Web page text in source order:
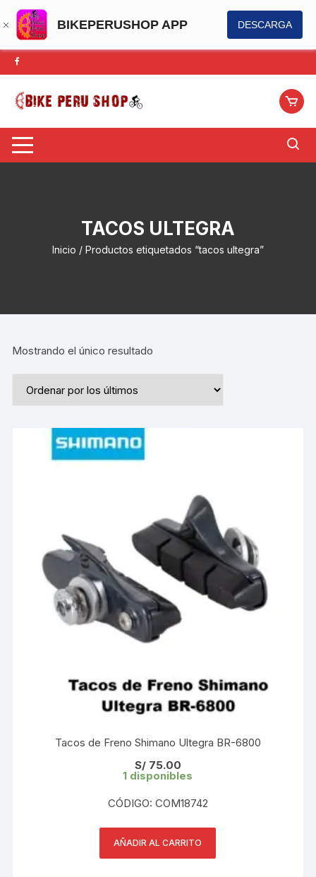
BIKEPERUSHOP APP DESCARGA
Saltar
al
contenido
TACOS ULTEGRA
Inicio / Productos etiquetados “tacos ultegra”
Mostrando el único resultado
Tacos de Freno Shimano Ultegra BR-6800
S/75.00
1 disponibles
CÓDIGO: COM18742
AÑADIR AL CARRITO